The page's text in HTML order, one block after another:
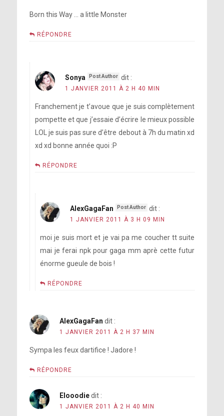
Born this Way … a little Monster
RÉPONDRE
Sonya dit :
1 JANVIER 2011 À 2 H 40 MIN
Franchement je t’avoue que je suis complètement
pompette et que j’essaie d’écrire le mieux possible
LOL je suis pas sure d’être debout à 7h du matin xd
xd xd bonne année quoi :P
RÉPONDRE
AlexGagaFan dit :
1 JANVIER 2011 À 3 H 09 MIN
moi je suis mort et je vai pa me coucher tt suite
mai je ferai npk pour gaga mm aprè cette futur
énorme gueule de bois !
RÉPONDRE
AlexGagaFan dit :
1 JANVIER 2011 À 2 H 37 MIN
Sympa les feux dartifice ! Jadore !
RÉPONDRE
Elooodie dit :
1 JANVIER 2011 À 2 H 40 MIN